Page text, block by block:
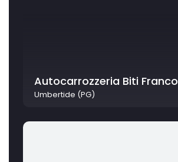
Autocarrozzeria Biti Franco
Umbertide (PG)